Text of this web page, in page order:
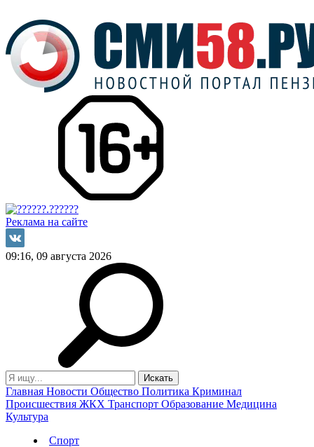
Реклама на сайте
09:16, 09 августа 2026
Главная Новости Общество Политика Криминал
Происшествия ЖКХ Транспорт Образование Медицина
Культура
Спорт